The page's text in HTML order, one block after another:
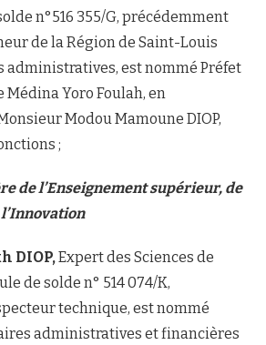
n°516 355/G, précédemment
de la Région de Saint-Louis
administratives, est nommé Préfet
Yoro Foulah, en
Modou Mamoune DIOP,
;
de l’Enseignement supérieur, de
DIOP, Expert des Sciences de
de solde n° 514 074/K,
technique, est nommé
administratives et financières